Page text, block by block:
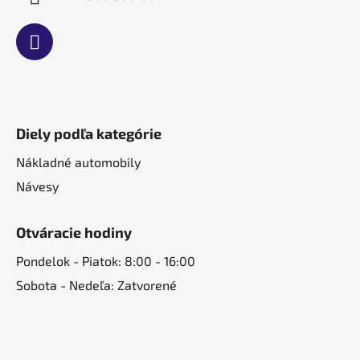
Diely podľa kategórie
Nákladné automobily
Návesy
Otváracie hodiny
Pondelok - Piatok: 8:00 - 16:00
Sobota - Nedeľa: Zatvorené